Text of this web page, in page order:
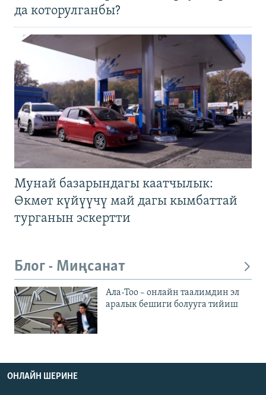
да которулганбы?
Мунай базарындагы каатчылык:
Өкмөт күйүүчү май дагы кымбаттай
турганын эскертти
Блог - Миңсанат
Ала-Тоо – онлайн таалимдин эл
аралык бешиги болууга тийиш
ОНЛАЙН ШЕРИНЕ